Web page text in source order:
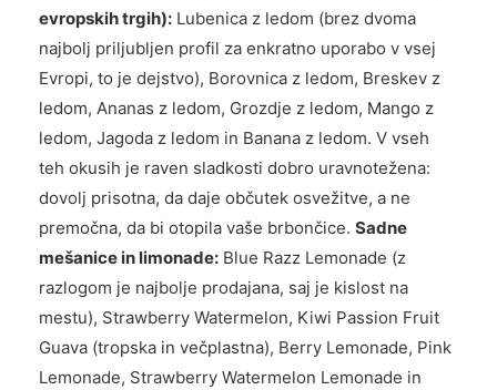
evropskih trgih): Lubenica z ledom (brez dvoma
najbolj priljubljen profil za enkratno uporabo v vsej
Evropi, to je dejstvo), Borovnica z ledom, Breskev z
ledom, Ananas z ledom, Grozdje z ledom, Mango z
ledom, Jagoda z ledom in Banana z ledom. V vseh
teh okusih je raven sladkosti dobro uravnotežena:
dovolj prisotna, da daje občutek osvežitve, a ne
premočna, da bi otopila vaše brbončice. Sadne
mešanice in limonade: Blue Razz Lemonade (z
razlogom je najbolje prodajana, saj je kislost na
mestu), Strawberry Watermelon, Kiwi Passion Fruit
Guava (tropska in večplastna), Berry Lemonade, Pink
Lemonade, Strawberry Watermelon Lemonade in